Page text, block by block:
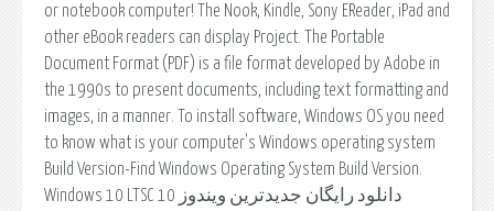
or notebook computer! The Nook, Kindle, Sony EReader, iPad and
other eBook readers can display Project. The Portable
Document Format (PDF) is a file format developed by Adobe in
the 1990s to present documents, including text formatting and
images, in a manner. To install software, Windows OS you need
to know what is your computer's Windows operating system
Build Version-Find Windows Operating System Build Version.
Windows 10 LTSC دانلود رایگان جدیدترین ویندوز 10